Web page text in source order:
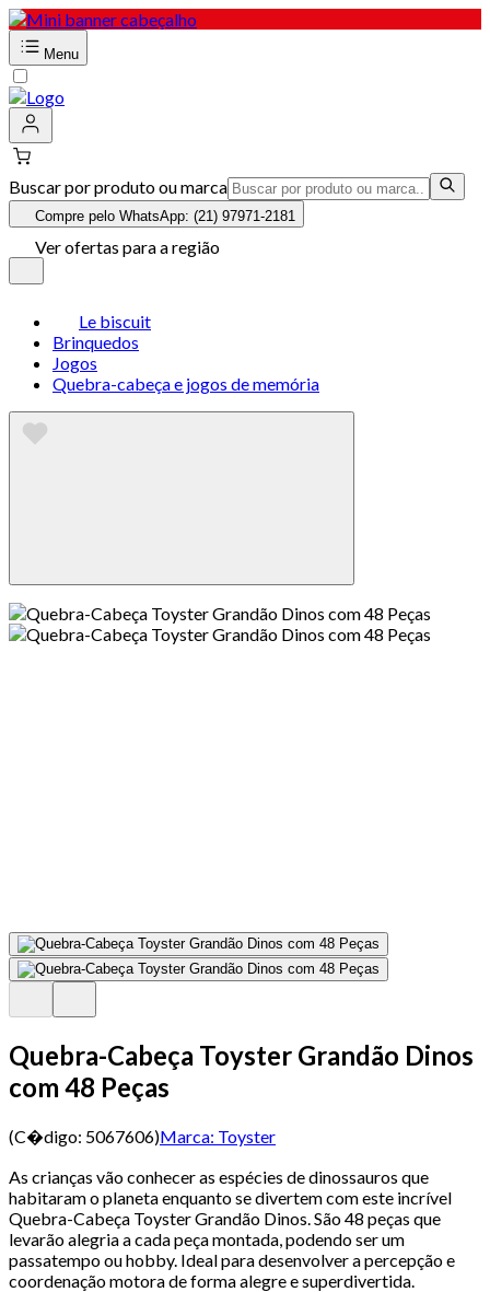
Menu
Buscar por produto ou marca
Compre pelo WhatsApp: (21) 97971-2181
Ver ofertas para a região
Le biscuit
Brinquedos
Jogos
Quebra-cabeça e jogos de memória
Quebra-Cabeça Toyster Grandão Dinos
com 48 Peças
(C�digo: 5067606)Marca: Toyster
As crianças vão conhecer as espécies de dinossauros que
habitaram o planeta enquanto se divertem com este incrível
Quebra-Cabeça Toyster Grandão Dinos. São 48 peças que
levarão alegria a cada peça montada, podendo ser um
passatempo ou hobby. Ideal para desenvolver a percepção e
coordenação motora de forma alegre e superdivertida.